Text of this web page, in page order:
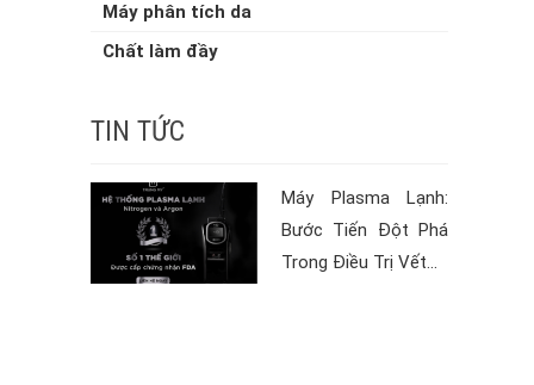
Máy phân tích da
Chất làm đầy
TIN TỨC
Máy Plasma Lạnh:
Bước Tiến Đột Phá
Trong Điều Trị Vết...